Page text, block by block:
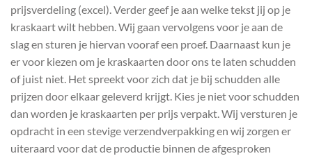
prijsverdeling (excel). Verder geef je aan welke tekst jij op je
kraskaart wilt hebben. Wij gaan vervolgens voor je aan de
slag en sturen je hiervan vooraf een proef. Daarnaast kun je
er voor kiezen om je kraskaarten door ons te laten schudden
of juist niet. Het spreekt voor zich dat je bij schudden alle
prijzen door elkaar geleverd krijgt. Kies je niet voor schudden
dan worden je kraskaarten per prijs verpakt. Wij versturen je
opdracht in een stevige verzendverpakking en wij zorgen er
uiteraard voor dat de productie binnen de afgesproken